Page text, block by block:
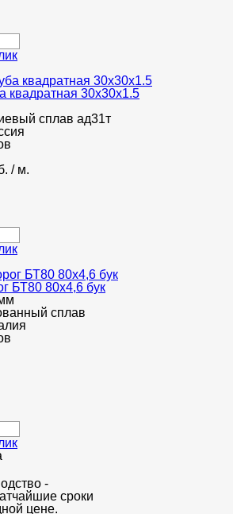
квадратная 30х30х1.5
сплав ад31т
/ м.
БТ80 80х4,6 бук
сплав
-
сроки
цене.